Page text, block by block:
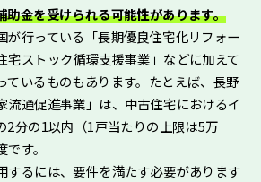
助金を受けられる可能性があります。
が行っている「長期優良住宅化リフォー
宅ストック循環支援事業」などに加えて
ているものもあります。たとえば、長野
流通促進事業」は、中古住宅におけるイ
2分の1以内（1戸当たりの上限は5万
す。
するには、要件を満たす必要があります